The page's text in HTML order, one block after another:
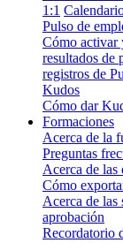
1:1
Pulso de
Cómo activar
resultados de
registros de
Kudos
Cómo dar
Formaciones
Acerca de la
Preguntas
Acerca de las
Cómo
Acerca de
aprobación
Recordatorio